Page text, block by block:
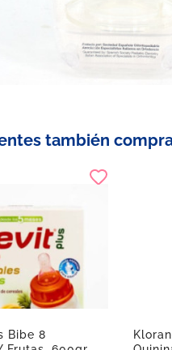
también
Bibe 8